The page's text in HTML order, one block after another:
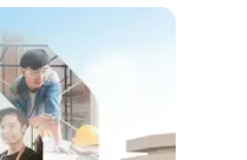
ciri khas Terios.